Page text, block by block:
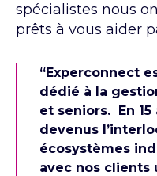
spécialistes nous
prêts à vous aider
“Experconnect
dédié à la
et seniors. En
devenus
écosystèmes
avec nos clients